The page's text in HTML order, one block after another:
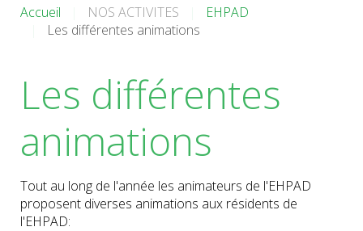
Accueil NOS ACTIVITES
EHPAD
Les différentes animations
Les différentes
animations
Tout au long de l'année les animateurs de l'EHPAD
proposent diverses animations aux résidents de
l'EHPAD: